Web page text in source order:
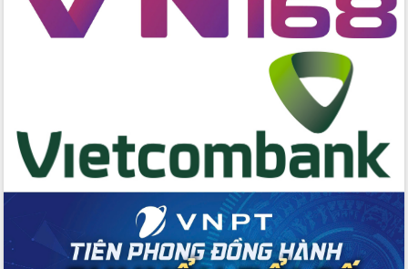
Gỡ khó, khởi công xây dựng, sửa chữa
toàn bộ nhà ở cho hộ dân đúng tiến độ
Tập trung triển khai quyết liệt, đồng bộ
các giải pháp nhằm thực hiện hiệu quả
các nhiệm vụ đề ra năm 2025
Phát huy vai trò của người có uy tín
trong phòng chống tảo hôn và hôn
Nông sản Tây Nguyên thu hút doanh